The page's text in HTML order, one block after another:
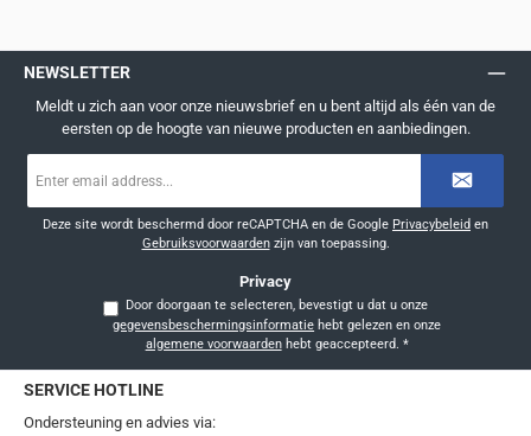
NEWSLETTER
Meldt u zich aan voor onze nieuwsbrief en u bent altijd als één van de
eersten op de hoogte van nieuwe producten en aanbiedingen.
mailadres
Deze site wordt beschermd door reCAPTCHA en de Google Privacybeleid en
Gebruiksvoorwaardenzijn van toepassing.
Privacy
Door doorgaan te selecteren, bevestigt u dat u onze
gegevensbeschermingsinformatie
algemene voorwaardenhebt geaccepteerd. *
SERVICE HOTLINE
Ondersteuning en advies via: